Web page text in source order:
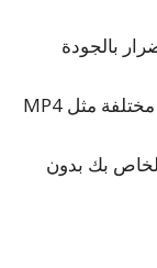
بالجودة
يتيح لك تصدير فيلم بتنسيقات ملفات مختلفة مثل MP4
بك بدون